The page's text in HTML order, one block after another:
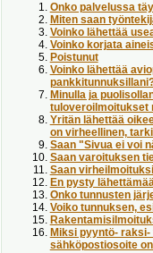
Onko palvelussa
Miten saan
Voinko lähettää
Voinko korjata
Poistunut
Voinko lähettää
Minulla ja
tuloveroilmoitukset
Yritän lähettää
on virheellinen,
Saan "Sivua ei voi
Saan varoituksen
Saan
En pysty
Onko tunnusten
Voiko tunnuksen,
Miksi pyyntö-
sähköpostiosoite